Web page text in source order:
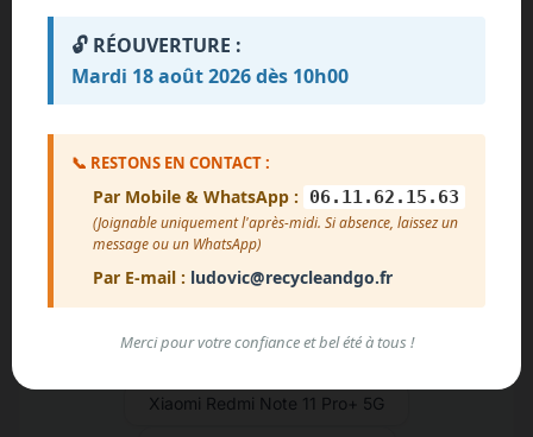
Xiaomi Redmi Note 12 Discovery
Xiaomi Redmi Note 12 Pro+
Xiaomi Redmi Note 12 Pro
Xiaomi Redmi Note 11T Pro+
Xiaomi Redmi Note 11T Pro
Xiaomi Redmi Note 11SE
Xiaomi Redmi Note 11S 5G
Xiaomi Redmi Note 11 Pro+ 5G
🔓 RÉOUVERTURE :
Mardi 18 août 2026 dès 10h00
📞 RESTONS EN CONTACT :
Par Mobile & WhatsApp : 06.11.62.15.63
(Joignable uniquement l'après-midi. Si absence, laissez un
message ou un WhatsApp)
Par E-mail : ludovic@recycleandgo.fr
Merci pour votre confiance et bel été à tous !